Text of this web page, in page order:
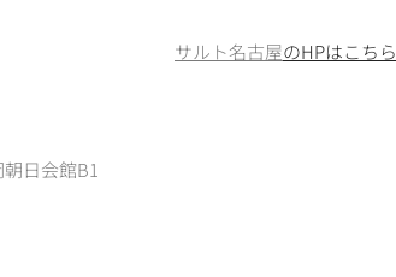
サルト名古屋のHPはこちら
日会館B1